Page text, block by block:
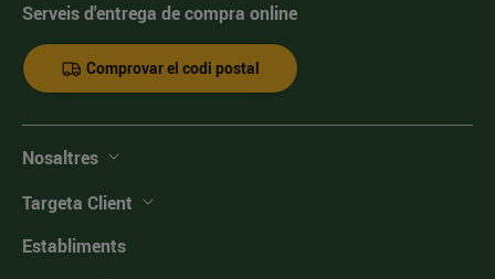
Serveis d'entrega de compra online
Comprovar el codi postal
Nosaltres
Targeta Client
Establiments